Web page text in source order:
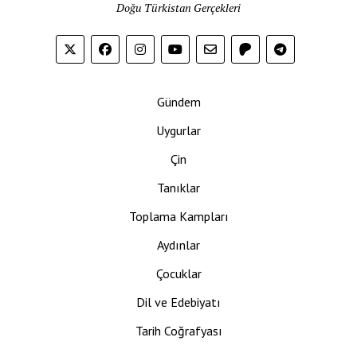
Doğu Türkistan Gerçekleri
Gündem
Uygurlar
Çin
Tanıklar
Toplama Kampları
Aydınlar
Çocuklar
Dil ve Edebiyatı
Tarih Coğrafyası